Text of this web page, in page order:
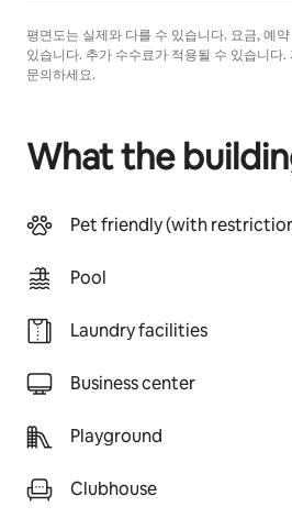
평면도는 실제와 다를 수 있습니다. 요금, 예
있습니다. 추가 수수료가 적용될 수 있습니다
문의하세요.
What the
Pet friendly (with
Pool
Laundry facilities
Business center
Playground
Clubhouse